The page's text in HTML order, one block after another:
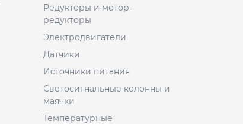
Редукторы и мотор-
редукторы
Электродвигатели
Датчики
Источники питания
Светосигнальные колонны и
маячки
Температурные